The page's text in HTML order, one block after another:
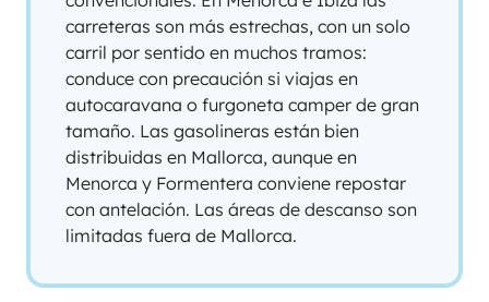
carreteras son más estrechas, con un solo
carril por sentido en muchos tramos:
conduce con precaución si viajas en
autocaravana o furgoneta camper de gran
tamaño. Las gasolineras están bien
distribuidas en Mallorca, aunque en
Menorca y Formentera conviene repostar
con antelación. Las áreas de descanso son
limitadas fuera de Mallorca.